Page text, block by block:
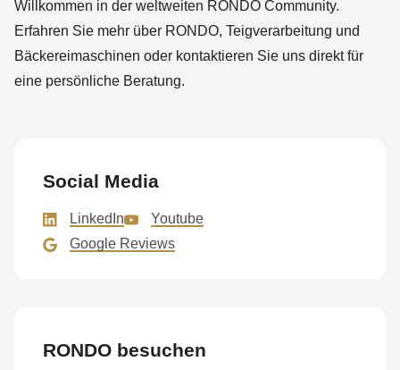
null
to
parameter
#1
string
deprecated
in
()
Willkommen in der weltweiten RONDO Community.
Erfahren Sie mehr über RONDO, Teigverarbeitung und
Bäckereimaschinen oder kontaktieren Sie uns direkt für
eine persönliche Beratung.
Social Media
LinkedIn
Youtube
Google Reviews
RONDO besuchen